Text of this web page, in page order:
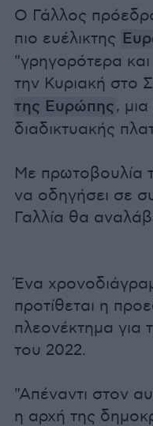
Ο Γάλλος
πιο ευέλικτης
"γρηγορότερα
την Κυριακή στο
της Ευρώπης,
διαδικτυακής
Με πρωτοβουλία
να οδηγήσει σε
Γαλλία θα
Ένα
προτίθεται η
πλεονέκτημα για
του 2022.
"Απέναντι στον
η αρχή της